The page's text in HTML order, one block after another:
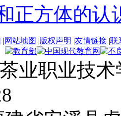
正方体的认
|网站地图 |版权声明 |友情链接 |联
业职业技